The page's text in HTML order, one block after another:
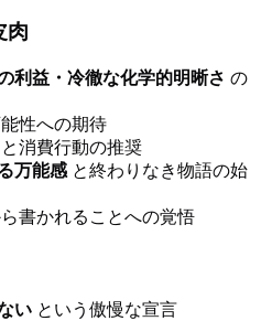
肉
利益・冷徹な化学的明晰さ の
性への期待
と消費行動の推奨
万能感 と終わりなき物語の始
書かれることへの覚悟
い という傲慢な宣言